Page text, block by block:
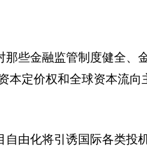
些金融监管制度健全、
本定价权和全球资本流向
由化将引诱国际各类投